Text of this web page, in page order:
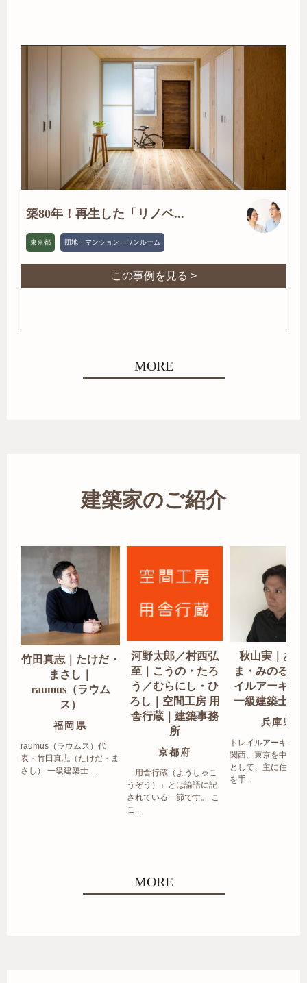
築80年！再生した「リノベ...
東京都 団地・マンション・ワンルーム
この事例を見る >
MORE
建築家のご紹介
竹田真志｜たけだ・
まさし｜
raumus（ラウム
ス）
福岡県
raumus（ラウムス）代
表・竹田真志（たけだ・ま
さし） 一級建築士 ...
河野太郎／村西弘
至｜こうの・たろ
う／むらにし・ひ
ろし｜空間工房 用
舎行蔵｜建築事務
所
京都府
「用舎行蔵（ようしゃこ
うぞう）」とは論語に記
されている一節です。 こ
こ...
秋山実｜あき
ま・みのる｜
イルアーキテ
一級建築士事
兵庫県
トレイルアーキテク
関西、東京を中心エ
として、主に住宅の
を手...
MORE